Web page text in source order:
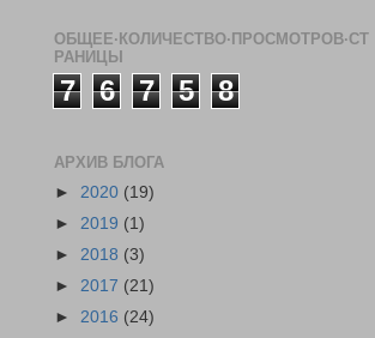
ОБЩЕЕ·КОЛИЧЕСТВО·ПРОСМОТРОВ·СТ
РАНИЦЫ
7 6 7 5 8
АРХИВ БЛОГА
► 2020 (19)
► 2019 (1)
► 2018 (3)
► 2017 (21)
► 2016 (24)